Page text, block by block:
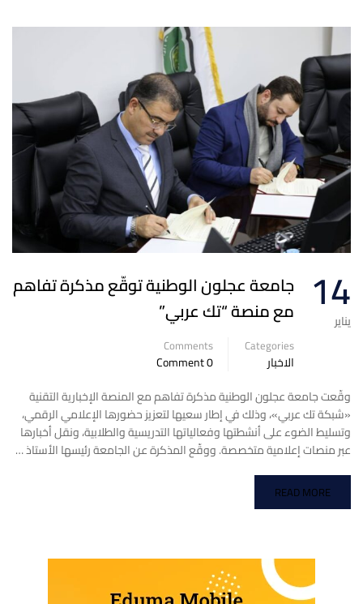
14
يناير
جامعة عجلون الوطنية توقّع مذكرة تفاهم
مع منصة “تك عربي”
Categories
الاخبار
Comments
0 Comment
وقّعت جامعة عجلون الوطنية مذكرة تفاهم مع المنصة الإخبارية التقنية
«شبكة تك عربي»، وذلك في إطار سعيها لتعزيز حضورها الإعلامي الرقمي،
وتسليط الضوء على أنشطتها وفعالياتها التدريسية والطلابية، ونقل أخبارها
عبر منصات إعلامية متخصصة. ووقّع المذكرة عن الجامعة رئيسها الأستاذ …
READ MORE